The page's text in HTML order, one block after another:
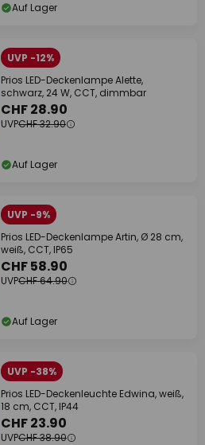
Auf Lager
UVP -12%
Prios LED-Deckenlampe Alette,
schwarz, 24 W, CCT, dimmbar
CHF 28.90
UVPCHF 32.90
Auf Lager
UVP -9%
Prios LED-Deckenlampe Artin, Ø 28 cm,
weiß, CCT, IP65
CHF 58.90
UVPCHF 64.90
Auf Lager
UVP -38%
Prios LED-Deckenleuchte Edwina, weiß,
18 cm, CCT, IP44
CHF 23.90
UVPCHF 38.90